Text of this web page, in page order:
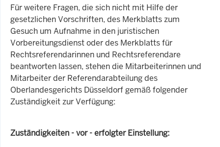
Für weitere Fragen, die sich nicht mit Hilfe der
gesetzlichen Vorschriften, des Merkblatts zum
Gesuch um Aufnahme in den juristischen
Vorbereitungsdienst oder des Merkblatts für
Rechtsreferendarinnen und Rechtsreferendare
beantworten lassen, stehen die Mitarbeiterinnen und
Mitarbeiter der Referendarabteilung des
Oberlandesgerichts Düsseldorf gemäß folgender
Zuständigkeit zur Verfügung:
Zuständigkeiten - vor - erfolgter Einstellung: